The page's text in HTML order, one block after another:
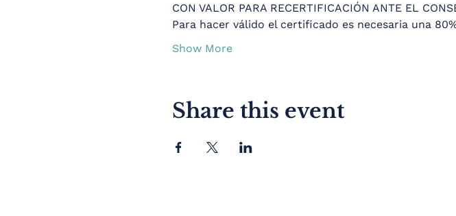
CON VALOR PARA RECERTIFICACIÓN ANTE EL
Para hacer válido el certificado es necesaria una
Show More
Share this event